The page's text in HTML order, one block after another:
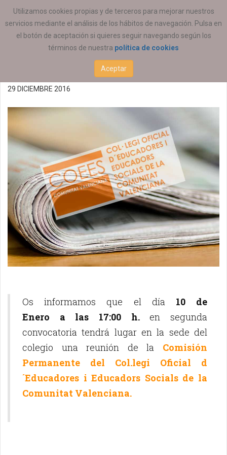
Utilizamos cookies propias y de terceros para mejorar nuestros
servicios mediante el análisis de los hábitos de navegación. Pulsa en
el botón de aceptación si quieres seguir navegando según los
términos de nuestra política de cookies
Aceptar
ESTÁ AQUÍ: ACTUALIDAD COEESCV
Reunión de la Comisión
Permanente 10/01/2017
29 DICIEMBRE 2016
Os informamos que el día 10 de
Enero a las 17:00 h.en segunda
convocatoria tendrá lugar en la sede del
colegio una reunión de la Comisión
Permanente del Col.legi Oficial d
´Educadores i Educadors Socials de la
Comunitat Valenciana.